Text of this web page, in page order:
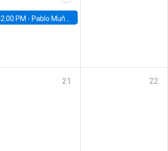
2:00 PM - Pablo Muñoz, Universidad de Chile
21 22